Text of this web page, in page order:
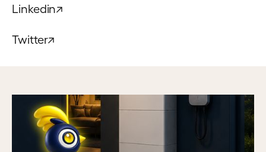
Linkedin↗
Twitter↗